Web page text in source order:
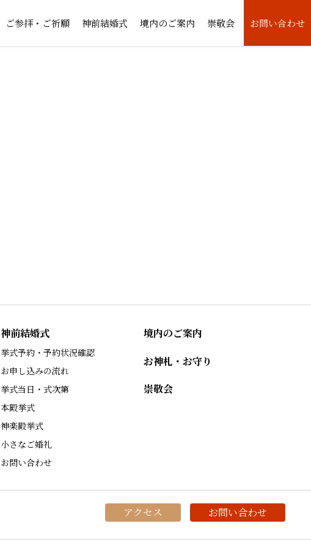
ご参拝・ご祈願 神前結婚式 境内のご案内 崇敬会 お問い合わせ
神前結婚式
挙式予約・予約状況確認
お申し込みの流れ
挙式当日・式次第
本殿挙式
神楽殿挙式
小さなご婚礼
お問い合わせ
境内のご案内
お神札・お守り
崇敬会
お問い合わせ
アクセス